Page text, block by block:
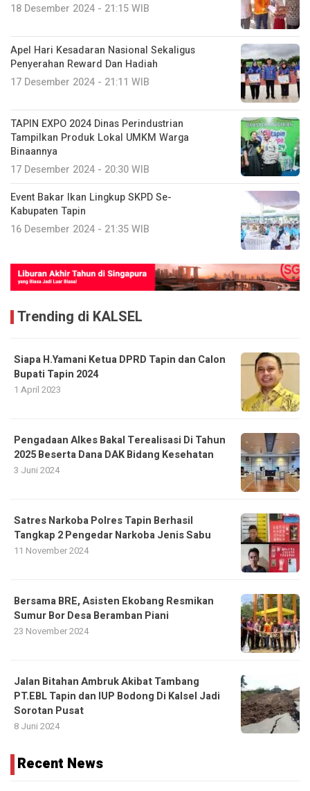
18 Desember 2024 - 21:15 WIB
Apel Hari Kesadaran Nasional Sekaligus
Penyerahan Reward Dan Hadiah
17 Desember 2024 - 21:11 WIB
TAPIN EXPO 2024 Dinas Perindustrian
Tampilkan Produk Lokal UMKM Warga
Binaannya
17 Desember 2024 - 20:30 WIB
Event Bakar Ikan Lingkup SKPD Se-
Kabupaten Tapin
16 Desember 2024 - 21:35 WIB
Trending di KALSEL
Siapa H.Yamani Ketua DPRD Tapin dan Calon
Bupati Tapin 2024
1 April 2023
Pengadaan Alkes Bakal Terealisasi Di Tahun
2025 Beserta Dana DAK Bidang Kesehatan
3 Juni 2024
Satres Narkoba Polres Tapin Berhasil
Tangkap 2 Pengedar Narkoba Jenis Sabu
11 November 2024
Bersama BRE, Asisten Ekobang Resmikan
Sumur Bor Desa Beramban Piani
23 November 2024
Jalan Bitahan Ambruk Akibat Tambang
PT.EBL Tapin dan IUP Bodong Di Kalsel Jadi
Sorotan Pusat
8 Juni 2024
Recent News